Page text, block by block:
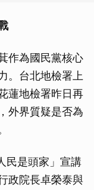
作為國民黨核心
。台北地檢署上
蓮地檢署昨日再
外界質疑是否為
民是頭家」宣講
政院長卓榮泰與